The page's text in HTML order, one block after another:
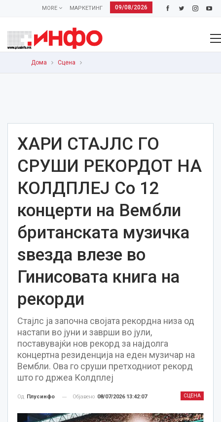
09/08/2026
МАРКЕТИНГ
MORE
Дома Сцена
ХАРИ СТАЈЛС ГО
СРУШИ РЕКОРДОТ НА
КОЛДПЛЕЈ Со 12
концерти на Вембли
британската музичка
ѕвезда влезе во
Гинисовата книга на
рекорди
Стајлс ја започна својата рекордна низа од
настапи во јуни и заврши во јули,
поставувајќи нов рекорд за најдолга
концертна резиденција на еден музичар на
Вембли. Ова го сруши претходниот рекорд
што го држеа Колдплеј
СЦЕНА
Од Плусинфо Објавено 08/07/2026 13:42:07